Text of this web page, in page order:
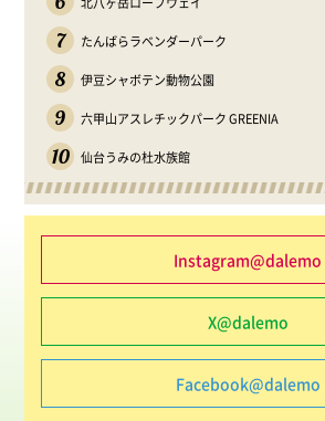
7 たんばらラベンダーパーク
8 伊豆シャボテン動物公園
9 六甲山アスレチックパーク GREENIA
10 仙台うみの杜水族館
Instagram@dalemo
X@dalemo
Facebook@dalemo